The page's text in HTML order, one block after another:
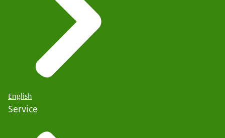
English
Service